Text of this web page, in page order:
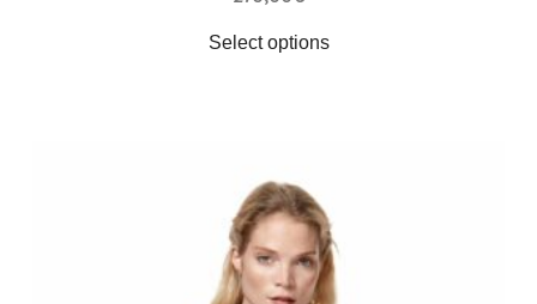
Select options